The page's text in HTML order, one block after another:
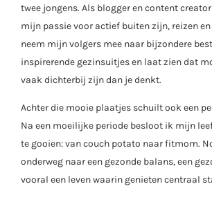
twee jongens. Als blogger en content
mijn passie voor actief buiten zijn, reizen
neem mijn volgers mee naar bijzondere
inspirerende gezinsuitjes en laat zien dat
vaak dichterbij zijn dan je denkt.
Achter die mooie plaatjes schuilt ook een
Na een moeilijke periode besloot ik mijn
te gooien: van couch potato naar fitmom.
onderweg naar een gezonde balans, een
vooral een leven waarin genieten centraal